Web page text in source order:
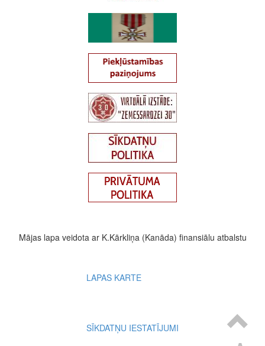
Mājas lapa veidota ar K.Kārkliņa (Kanāda) finansiālu atbalstu
Footer
LAPAS KARTE
SĪKDATŅU IESTATĪJUMI